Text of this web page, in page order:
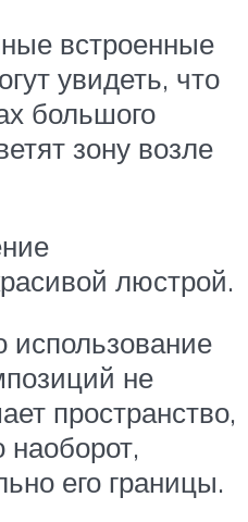
встроенные
увидеть, что
большого
зону возле
люстрой.
использование
не
пространство,
наоборот,
его границы.